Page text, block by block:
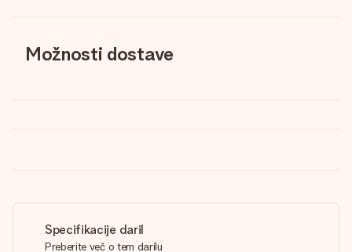
Možnosti dostave
Specifikacije daril
Preberite več o tem darilu